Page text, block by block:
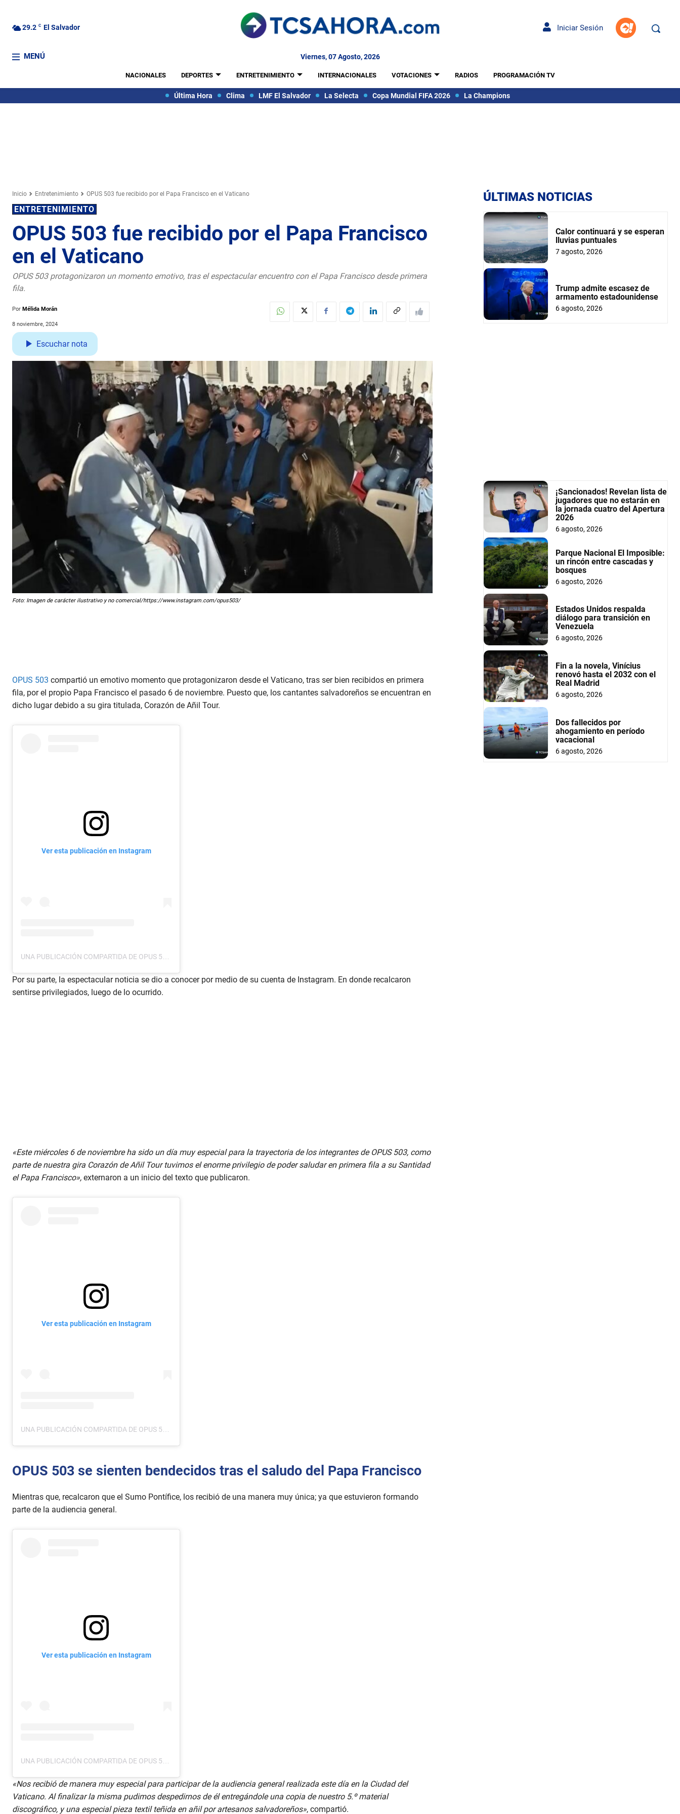
29.2 C El Salvador Iniciar Sesión
MENÚ Viernes, 07 Agosto, 2026
NACIONALES DEPORTES ENTRETENIMIENTO INTERNACIONALES VOTACIONES RADIOS PROGRAMACIÓN TV
Última Hora Clima LMF El Salvador La Selecta Copa Mundial FIFA 2026 La Champions
Inicio Entretenimiento OPUS 503 fue recibido por el Papa Francisco en el Vaticano
ENTRETENIMIENTO
OPUS 503 fue recibido por el Papa Francisco
en el Vaticano
OPUS 503 protagonizaron un momento emotivo, tras el espectacular encuentro con el Papa Francisco desde primera
fila.
Por Mélida Morán
8 noviembre, 2024
Escuchar nota
Foto: Imagen de carácter ilustrativo y no comercial/https://www.instagram.com/opus503/
OPUS 503 compartió un emotivo momento que protagonizaron desde el Vaticano, tras ser bien recibidos en primera
fila, por el propio Papa Francisco el pasado 6 de noviembre. Puesto que, los cantantes salvadoreños se encuentran en
dicho lugar debido a su gira titulada, Corazón de Añil Tour.
Ver esta publicación en Instagram
UNA PUBLICACIÓN COMPARTIDA DE OPUS 503 (@OPUS503)
Por su parte, la espectacular noticia se dio a conocer por medio de su cuenta de Instagram. En donde recalcaron
sentirse privilegiados, luego de lo ocurrido.
«Este miércoles 6 de noviembre ha sido un día muy especial para la trayectoria de los integrantes de OPUS 503, como
parte de nuestra gira Corazón de Añil Tour tuvimos el enorme privilegio de poder saludar en primera fila a su Santidad
el Papa Francisco», externaron a un inicio del texto que publicaron.
Ver esta publicación en Instagram
OPUS 503 se sienten bendecidos tras el saludo del Papa Francisco
Mientras que, recalcaron que el Sumo Pontífice, los recibió de una manera muy única; ya que estuvieron formando
parte de la audiencia general.
Ver esta publicación en Instagram
UNA PUBLICACIÓN COMPARTIDA DE OPUS 503 (@OPUS503)
«Nos recibió de manera muy especial para participar de la audiencia general realizada este día en la Ciudad del
Vaticano. Al finalizar la misma pudimos despedirnos de él entregándole una copia de nuestro 5.º material
discográfico, y una especial pieza textil teñida en añil por artesanos salvadoreños», compartió.
ÚLTIMAS NOTICIAS
Calor continuará y se esperan
lluvias puntuales
7 agosto, 2026
Trump admite escasez de
armamento estadounidense
6 agosto, 2026
¡Sancionados! Revelan lista de
jugadores que no estarán en
la jornada cuatro del Apertura
2026
6 agosto, 2026
Parque Nacional El Imposible:
un rincón entre cascadas y
bosques
6 agosto, 2026
Estados Unidos respalda
diálogo para transición en
Venezuela
6 agosto, 2026
Fin a la novela, Vinícius
renovó hasta el 2032 con el
Real Madrid
6 agosto, 2026
Dos fallecidos por
ahogamiento en período
vacacional
6 agosto, 2026